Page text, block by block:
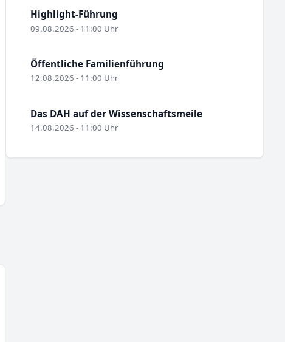
Highlight-Führung
09.08.2026 - 11:00 Uhr
Öffentliche Familienführung
12.08.2026 - 11:00 Uhr
Das DAH auf der Wissenschaftsmeile
14.08.2026 - 11:00 Uhr